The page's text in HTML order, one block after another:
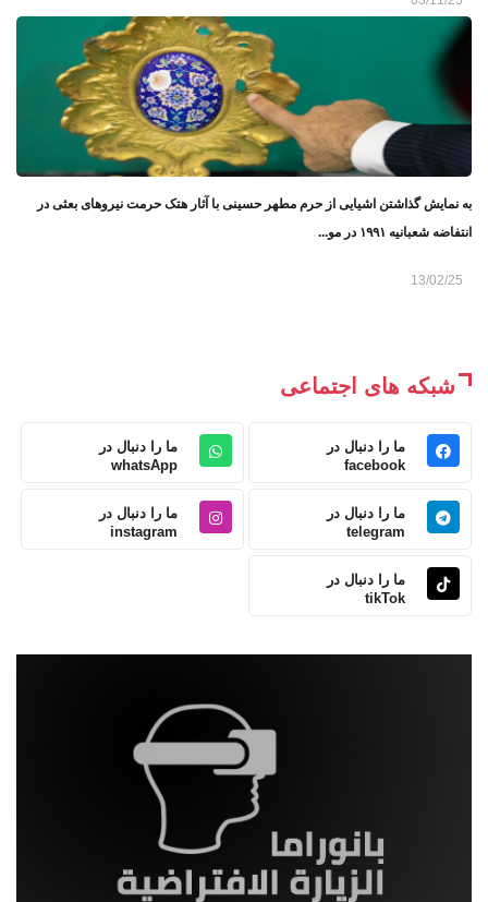
به نمایش گذاشتن اشیایی از حرم مطهر حسینی با آثار هتک حرمت نیروهای بعثی در
انتفاضه شعبانیه ۱۹۹۱ در مو...
13/02/25
شبکه های اجتماعی
ما را دنبال در
facebook
ما را دنبال در
whatsApp
ما را دنبال در
telegram
ما را دنبال در
instagram
ما را دنبال در
tikTok